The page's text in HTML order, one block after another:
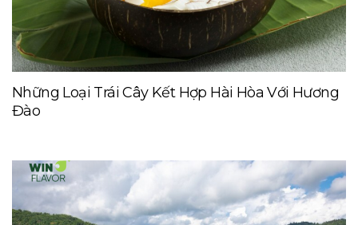
Những Loại Trái Cây Kết Hợp Hài Hòa Với Hương
Đào